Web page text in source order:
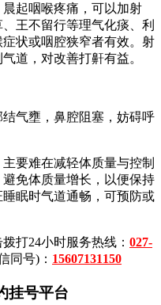
起咽喉疼痛，可以加射
王不留行等理气化痰、利
状或咽腔狭窄者有效。射
道，对改善打鼾有益。
气壅，鼻腔阻塞，妨碍呼
要难在减轻体质量与控制
免体质量增长，以便保持
眠时气道通畅，可预防或
24小时服务热线： 027-
同号)： 15607131150
挂号平台